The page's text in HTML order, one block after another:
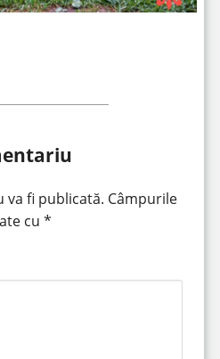
va fi publicată. Câmpurile
cu *